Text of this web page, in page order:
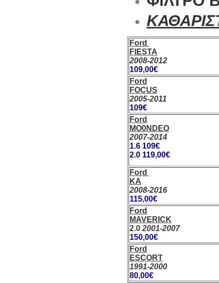
Ford
FIESTA
2008-2012
109,00€
Ford
FOCUS
2005-2011
109€
Ford
MO0NDEO
2007-2014
1.6 109€
2.0 119,00€
Ford
KA
2008-2016
115,00€
Ford
MAVERICK
2.0 2001-2007
150,00€
Ford
ESCORT
1991-2000
80,00€